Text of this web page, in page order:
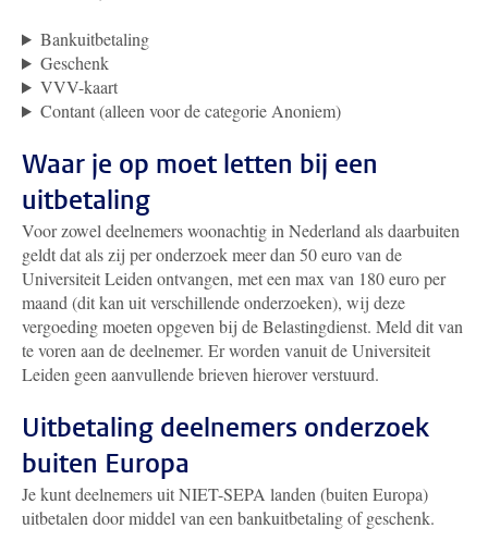
Bankuitbetaling
Geschenk
VVV-kaart
Contant (alleen voor de categorie Anoniem)
Waar je op moet letten bij een
uitbetaling
Voor zowel deelnemers woonachtig in Nederland als daarbuiten
geldt dat als zij per onderzoek meer dan 50 euro van de
Universiteit Leiden ontvangen, met een max van 180 euro per
maand (dit kan uit verschillende onderzoeken), wij deze
vergoeding moeten opgeven bij de Belastingdienst. Meld dit van
te voren aan de deelnemer. Er worden vanuit de Universiteit
Leiden geen aanvullende brieven hierover verstuurd.
Uitbetaling deelnemers onderzoek
buiten Europa
Je kunt deelnemers uit NIET-SEPA landen (buiten Europa)
uitbetalen door middel van een bankuitbetaling of geschenk.